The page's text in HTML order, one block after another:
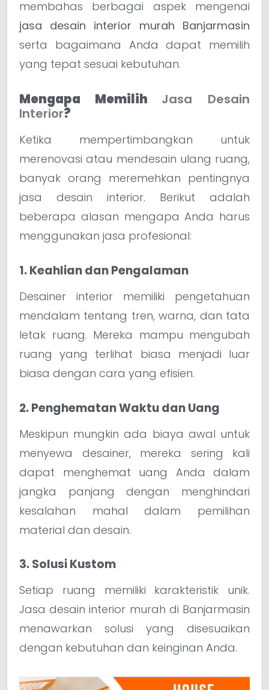
membahas berbagai aspek mengenai
jasa desain interior murah Banjarmasin
serta bagaimana Anda dapat memilih
yang tepat sesuai kebutuhan.
Mengapa Memilih Jasa Desain
Interior?
Ketika mempertimbangkan untuk
merenovasi atau mendesain ulang ruang,
banyak orang meremehkan pentingnya
jasa desain interior. Berikut adalah
beberapa alasan mengapa Anda harus
menggunakan jasa profesional:
1. Keahlian dan Pengalaman
Desainer interior memiliki pengetahuan
mendalam tentang tren, warna, dan tata
letak ruang. Mereka mampu mengubah
ruang yang terlihat biasa menjadi luar
biasa dengan cara yang efisien.
2. Penghematan Waktu dan Uang
Meskipun mungkin ada biaya awal untuk
menyewa desainer, mereka sering kali
dapat menghemat uang Anda dalam
jangka panjang dengan menghindari
kesalahan mahal dalam pemilihan
material dan desain.
3. Solusi Kustom
Setiap ruang memiliki karakteristik unik.
Jasa desain interior murah di Banjarmasin
menawarkan solusi yang disesuaikan
dengan kebutuhan dan keinginan Anda.